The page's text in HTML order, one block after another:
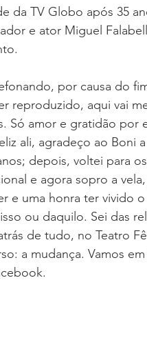
da TV Globo após 35
e ator Miguel
por causa do
reproduzido, aqui vai
Só amor e gratidão por
ali, agradeço ao Boni
depois, voltei para
e agora sopro a
e uma honra ter vivido
ou daquilo. Sei das
de tudo, no Teatro
a mudança. Vamos